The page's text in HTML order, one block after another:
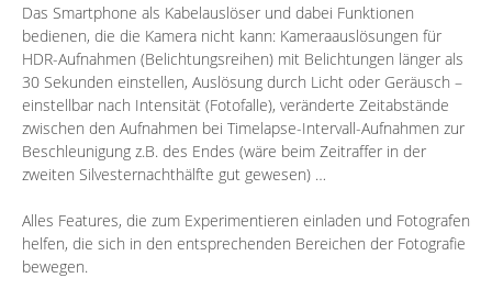
Das Smartphone als Kabelauslöser und dabei Funktionen
bedienen, die die Kamera nicht kann: Kameraauslösungen für
HDR-Aufnahmen (Belichtungsreihen) mit Belichtungen länger als
30 Sekunden einstellen, Auslösung durch Licht oder Geräusch –
einstellbar nach Intensität (Fotofalle), veränderte Zeitabstände
zwischen den Aufnahmen bei Timelapse-Intervall-Aufnahmen zur
Beschleunigung z.B. des Endes (wäre beim Zeitraffer in der
zweiten Silvesternachthälfte gut gewesen) …
Alles Features, die zum Experimentieren einladen und Fotografen
helfen, die sich in den entsprechenden Bereichen der Fotografie
bewegen.